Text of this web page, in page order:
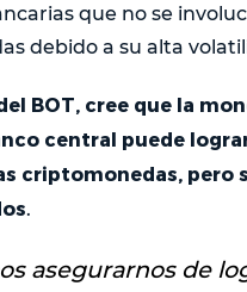
que no se
debido a su alta
BOT, cree que la
central puede
criptomonedas, pero
.
asegurarnos de